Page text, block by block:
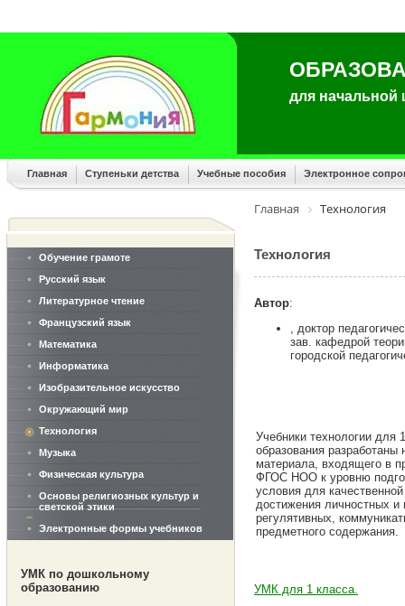
для
Главная Ступеньки детства Учебные пособия Электронное
Обучение грамоте
Русский язык
Литературное чтение
Французский язык
Математика
Информатика
Изобразительное искусство
Окружающий мир
Технология
Музыка
Физическая культура
Основы религиозных культур и
светской этики
Электронные формы учебников
УМК по дошкольному
образованию
Главная Технология
Технология
Автор:
, доктор
зав. кафедрой
городской
Учебники технологии для
образования
материала, входящего в
ФГОС НОО к уровню
условия для
достижения личностных и
регулятивных,
предметного содержания.
УМК для 1 класса.